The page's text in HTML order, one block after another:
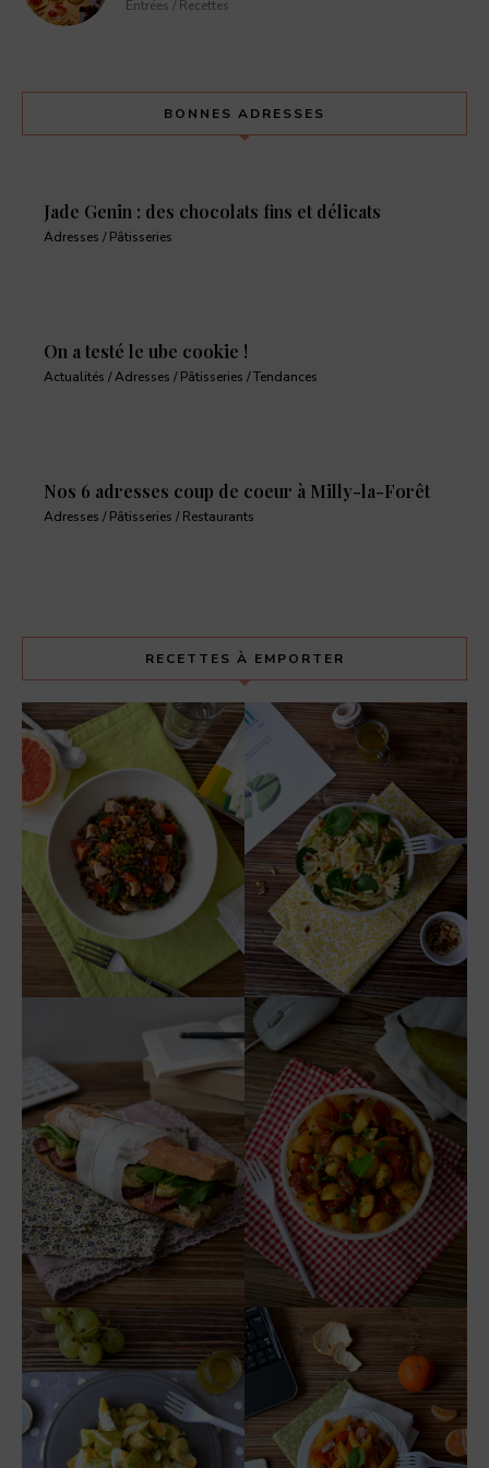
Entrées / Recettes
BONNES ADRESSES
Jade Genin : des chocolats fins et délicats
Adresses / Pâtisseries
On a testé le ube cookie !
Actualités / Adresses / Pâtisseries / Tendances
Nos 6 adresses coup de coeur à Milly-la-Forêt
Adresses / Pâtisseries / Restaurants
RECETTES À EMPORTER